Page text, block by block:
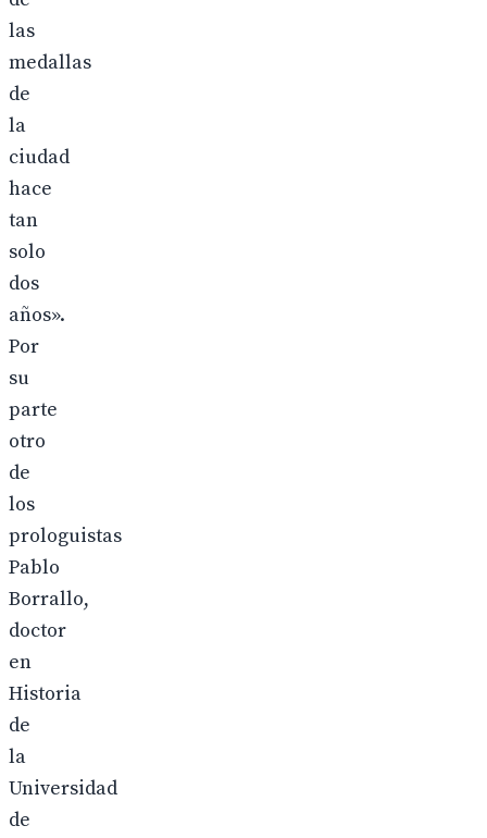
las
medallas
de
la
ciudad
hace
tan
solo
dos
años».
Por
su
parte
otro
de
los
prologuistas
Pablo
Borrallo,
doctor
en
Historia
de
la
Universidad
de